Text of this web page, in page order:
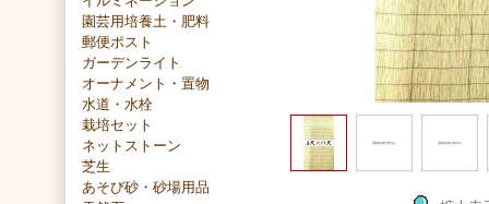
園芸用培養土・肥料
郵便ポスト
ガーデンライト
オーナメント・置物
水道・水栓
栽培セット
ネットストーン
芝生
あそび砂・砂場用品